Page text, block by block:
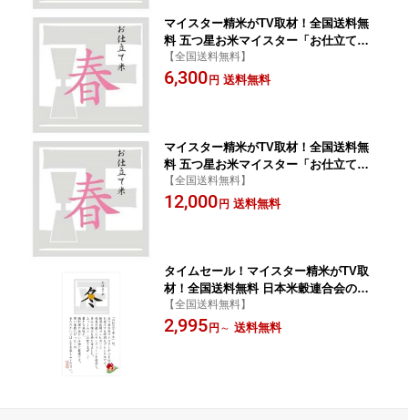
マイスター精米がTV取材！全国送料無
料 五つ星お米マイスター「お仕立て
米」シリーズ『春』5kg 【ミルキークイ
ーン】【こしひかり】【行楽】【弁当】
【全国送料無料】
6,300円 送料無料
マイスター精米がTV取材！全国送料無
料 五つ星お米マイスター「お仕立て
米」シリーズ『春』10kg 【ミルキーク
イーン】【こしひかり】【行楽】【弁
【全国送料無料】
12,000円 送料無料
タイムセール！マイスター精米がTV取
材！全国送料無料 日本米穀連合会の試
験によりお米に関する知識、技、経験を
有した人に与えられる最高名誉全国に37
【全国送料無料】
2,995円 ～ 送料無料